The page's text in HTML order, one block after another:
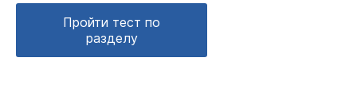
Пройти тест по
разделу